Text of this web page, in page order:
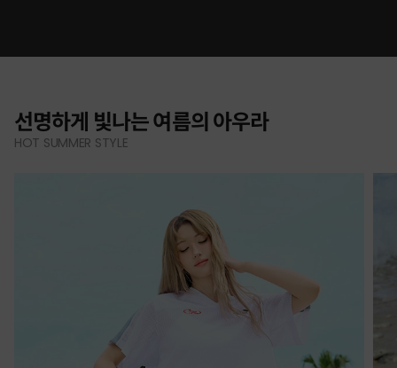
선명하게 빛나는 여름의 아우라
HOT SUMMER STYLE